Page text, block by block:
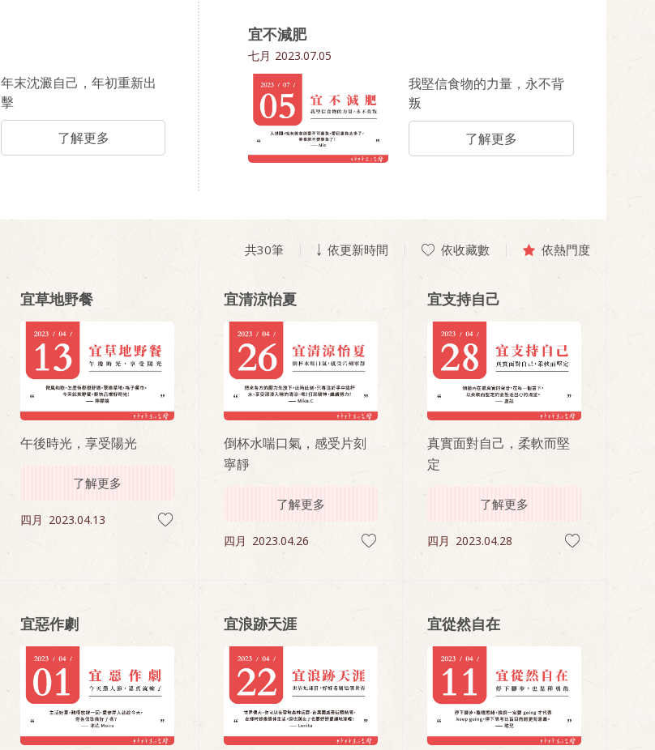
年末沈澱自己，年初重新出
擊
了解更多
宜不減肥
七月 2023.07.05
我堅信食物的力量，永不背
叛
了解更多
共30筆 依更新時間 依收藏數 依熱門度
宜草地野餐
午後時光，享受陽光
了解更多
四月 2023.04.13
宜清涼怡夏
倒杯水喘口氣，感受片刻
寧靜
了解更多
四月 2023.04.26
宜支持自己
真實面對自己，柔軟而堅
定
了解更多
四月 2023.04.28
宜惡作劇 宜浪跡天涯 宜從然自在